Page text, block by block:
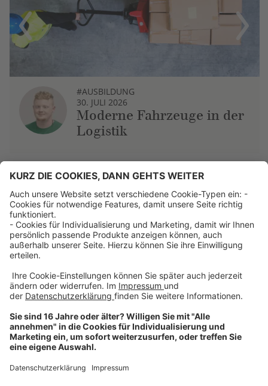
Previous
#AUSBILDUNG
30. JULI 2026
Moderne Fahrzeuge in der
Logistik
Next
Über uns
Dehner Unternehmen
Jobs bei Dehner